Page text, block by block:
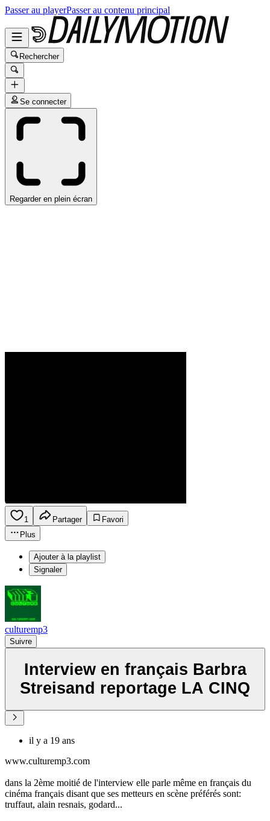
Passer au playerPasser au contenu principal
Rechercher
Se connecter
Regarder en plein écran
1 Partager
Favori
Plus
Ajouter à la playlist
Signaler
culturemp3
Suivre
Interview en français Barbra
Streisand reportage LA CINQ
il y a 19 ans
www.culturemp3.com
dans la 2ème moitié de l'interview elle parle même en français du
cinéma français disant que ses metteurs en scène préférés sont:
truffaut, alain resnais, godard...